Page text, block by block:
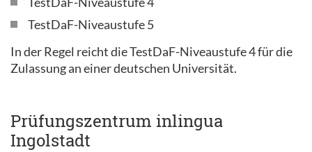
TestDaF-Niveaustufe 5
In der Regel reicht die TestDaF-Niveaustufe 4 für die
Zulassung an einer deutschen Universität.
Prüfungszentrum inlingua
Ingolstadt